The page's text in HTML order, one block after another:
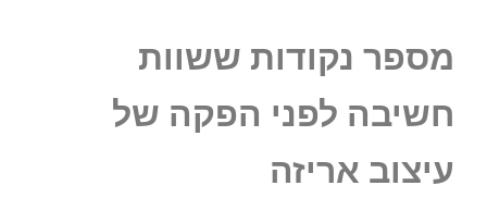
מספר נקודות ששוות
חשיבה לפני הפקה של
עיצוב אריזה